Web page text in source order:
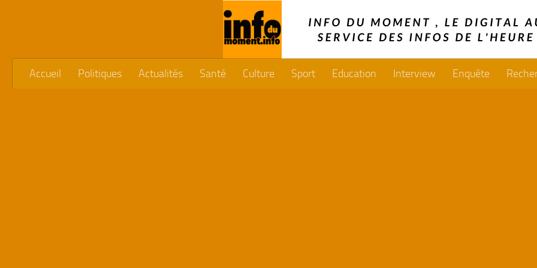
Accueil Politiques Actualités Santé Culture Sport Education Interview Enquête